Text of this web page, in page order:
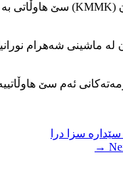
ماشینی شەهرام
ئەم سێ
سزا درا